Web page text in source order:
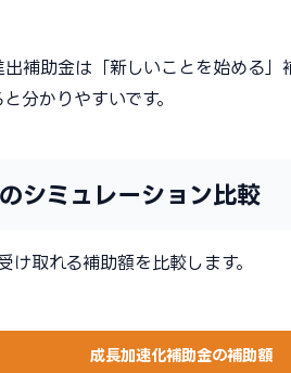
出補助金は「新しいことを始める
分かりやすいです。
シミュレーション比較
け取れる補助額を比較します。
成長加速化補助金の補助額